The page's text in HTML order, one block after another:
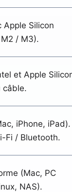
Apple Silicon
/ M3).
et Apple
câble.
iPhone, iPad).
Fi / Bluetooth.
(Mac, PC
NAS).